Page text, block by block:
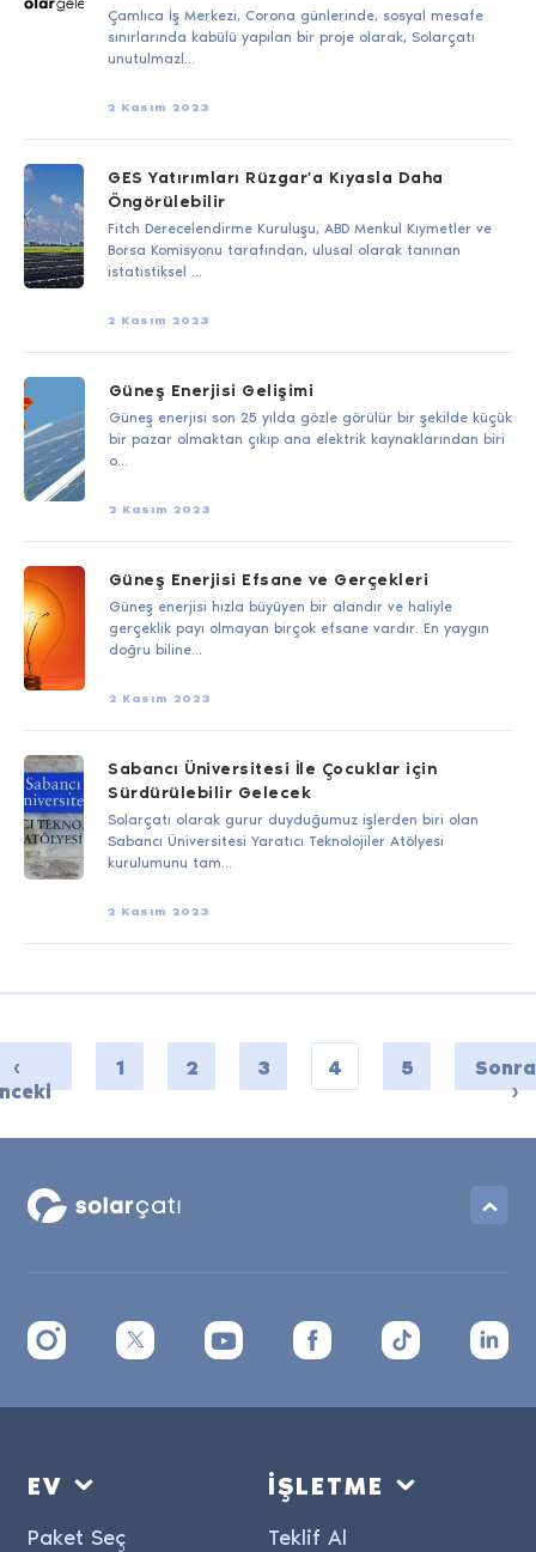
Çamlıca İş Merkezi, Corona günlerinde, sosyal mesafe
sınırlarında kabülü yapılan bir proje olarak, Solarçatı
unutulmazl...
2 Kasım 2023
GES Yatırımları Rüzgar'a Kıyasla Daha
Öngörülebilir
Fitch Derecelendirme Kuruluşu, ABD Menkul Kıymetler ve
Borsa Komisyonu tarafından, ulusal olarak tanınan
istatistiksel ...
2 Kasım 2023
Güneş Enerjisi Gelişimi
Güneş enerjisi son 25 yılda gözle görülür bir şekilde küçük
bir pazar olmaktan çıkıp ana elektrik kaynaklarından biri
o...
2 Kasım 2023
Güneş Enerjisi Efsane ve Gerçekleri
Güneş enerjisi hızla büyüyen bir alandır ve haliyle
gerçeklik payı olmayan birçok efsane vardır. En yaygın
doğru biline...
2 Kasım 2023
Sabancı Üniversitesi İle Çocuklar için
Sürdürülebilir Gelecek
Solarçatı olarak gurur duyduğumuz işlerden biri olan
Sabancı Üniversitesi Yaratıcı Teknolojiler Atölyesi
kurulumunu tam...
2 Kasım 2023
‹
1 2 3 4 5
›
EV
Paket Seç
İŞLETME
Teklif Al